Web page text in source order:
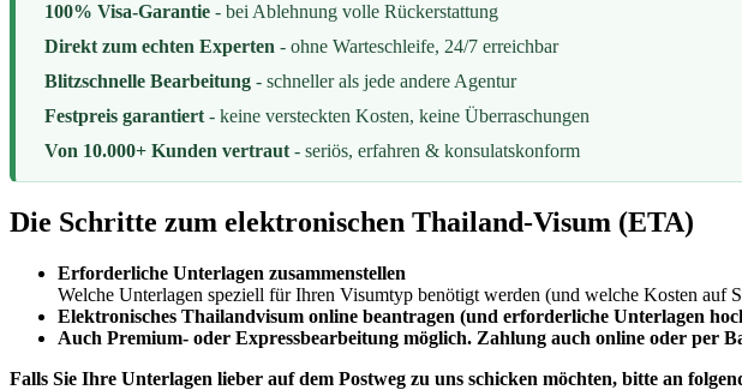
100% Visa-Garantie - bei Ablehnung volle Rückerstattung
Direkt zum echten Experten - ohne Warteschleife, 24/7 erreichbar
Blitzschnelle Bearbeitung - schneller als jede andere Agentur
Festpreis garantiert - keine versteckten Kosten, keine Überraschungen
Von 10.000+ Kunden vertraut - seriös, erfahren & konsulatskonform
Die Schritte zum elektronischen Thailand-Visum (ETA)
Erforderliche Unterlagen zusammenstellen
Welche Unterlagen speziell für Ihren Visumtyp benötigt werden (und welche Kosten auf
Elektronisches Thailandvisum online beantragen (und erforderliche Unterlagen
Auch Premium- oder Expressbearbeitung möglich. Zahlung auch online oder per
Falls Sie Ihre Unterlagen lieber auf dem Postweg zu uns schicken möchten, bitte an